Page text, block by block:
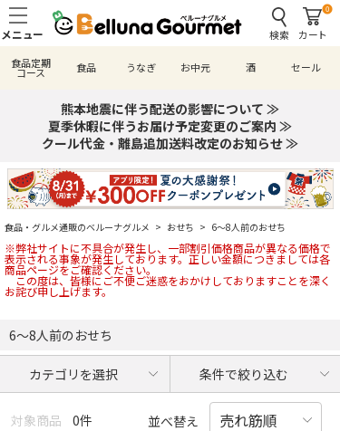
検索
0
カート
食品定期
コース 食品 うなぎ お中元 酒 セール
熊本地震に伴う配送の影響について ≫
夏季休暇に伴うお届け予定変更のご案内 ≫
クール代金・離島追加送料改定のお知らせ ≫
食品・グルメ通販のベルーナグルメ > おせち > 6～8人前のおせち
※弊社サイトに不具合が発生し、一部割引価格商品が異なる価格で
表示される事象が発生しております。正しい金額につきましては各
商品ページをご確認ください。
この度は、皆様にご不便ご迷惑をおかけしておりますことを深く
お詫び申し上げます。
6～8人前のおせち
カテゴリを選択 条件で絞り込む
対象商品 0件 並べ替え